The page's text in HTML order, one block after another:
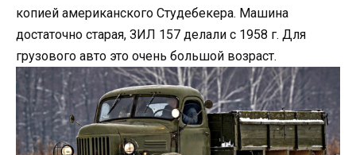
копией американского Студебекера. Машина
достаточно старая, ЗИЛ 157 делали с 1958 г. Для
грузового авто это очень большой возраст.